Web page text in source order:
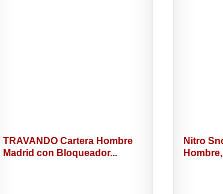
TRAVANDO Cartera Hombre
Madrid con Bloqueador...
Nitro